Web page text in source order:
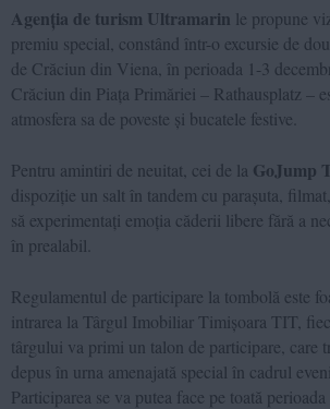
Agenția de turism Ultramarin le propune
premiu special, constând într-o excursie de
de Crăciun din Viena, în perioada 1-3
Crăciun din Piața Primăriei – Rathausplatz –
atmosfera sa de poveste și bucatele festive.
Pentru amintiri de neuitat, cei de la GoJump
dispoziție un salt în tandem cu parașuta,
să experimentați emoția căderii libere fără a
în prealabil.
Regulamentul de participare la tombolă este
intrarea la Târgul Imobiliar Timișoara TIT,
târgului va primi un talon de participare, care
depus în urna amenajată special în cadrul
Participarea se va putea face pe toată